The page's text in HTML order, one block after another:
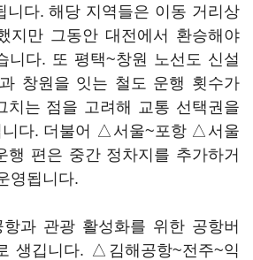
니다. 해당 지역들은 이동 거리상
지만 그동안 대전에서 환승해야
니다. 또 평택~창원 노선도 신설
창원을 잇는 철도 운행 횟수가
치는 점을 고려해 교통 선택권을
니다. 더불어 △서울~포항 △서울
행 편은 중간 정차지를 추가하거
영됩니다.
과 관광 활성화를 위한 공항버
생깁니다. △김해공항~전주~익